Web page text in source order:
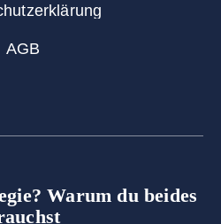
AGB
Warum du beides